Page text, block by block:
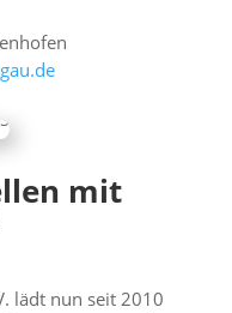
mit
lädt nun seit 2010